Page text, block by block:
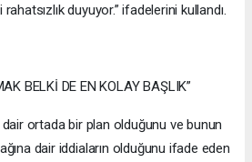
duyuyor.” ifadelerini kullandı.
BELKİ DE EN KOLAY BAŞLIK”
ortada bir plan olduğunu ve bunun
dair iddiaların olduğunu ifade eden